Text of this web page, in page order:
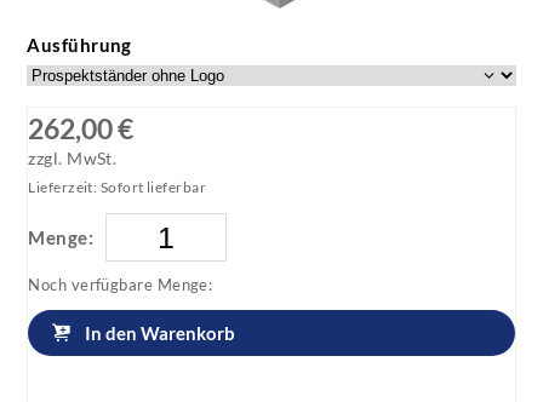
Ausführung
262,00 €
zzgl. MwSt.
Lieferzeit: Sofort lieferbar
Menge:
Noch verfügbare Menge:
In den Warenkorb